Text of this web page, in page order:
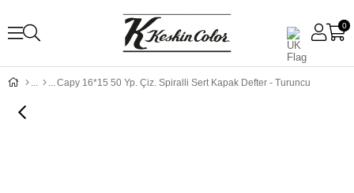
0
Capy 16*15 50 Yp. Çiz. Spiralli Sert Kapak Defter - Turuncu